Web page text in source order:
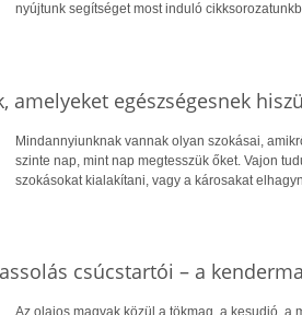
nyújtunk segítséget most induló
amelyeket egészségesnek
Mindannyiunknak vannak olyan szokásai,
szinte nap, mint nap megtesszük őket. Vajon
szokásokat kialakítani, vagy a károsakat
csúcstartói – a
Az olajos magvak közül a tökmag, a kesudió, a